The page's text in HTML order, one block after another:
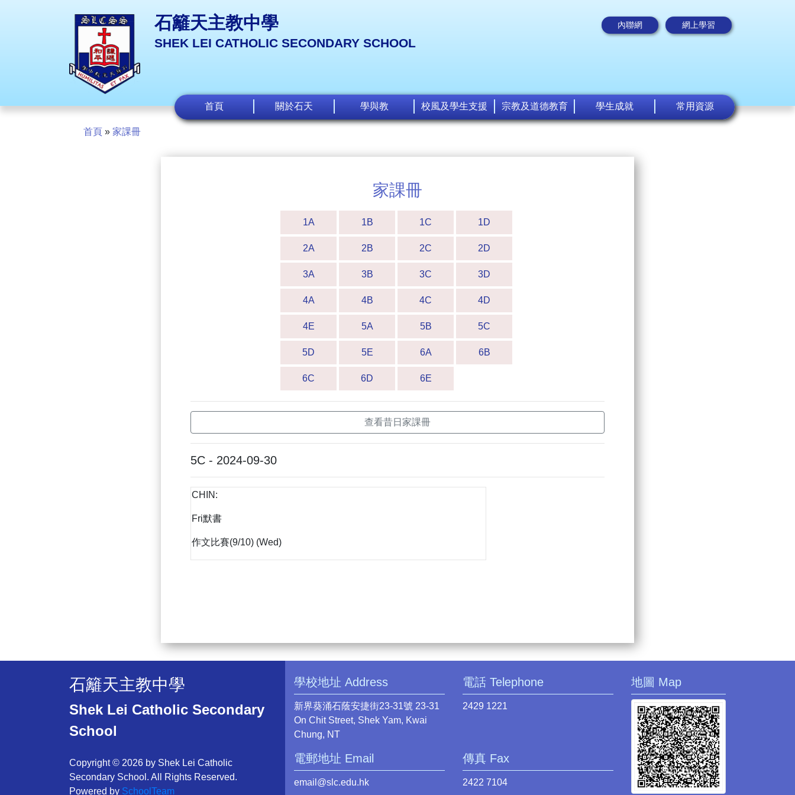
石籬天主教中學
SHEK LEI CATHOLIC SECONDARY SCHOOL
內聯網 網上學習
首頁 關於石天 學與教 校風及學生支援 宗教及道德教育 學生成就 常用資源
首頁 » 家課冊
家課冊
1A 1B 1C 1D
2A 2B 2C 2D
3A 3B 3C 3D
4A 4B 4C 4D
4E 5A 5B 5C
5D 5E 6A 6B
6C 6D 6E
查看昔日家課冊
5C - 2024-09-30
CHIN:
Fri默書
作文比賽(9/10) (Wed)
石籬天主教中學
Shek Lei Catholic Secondary
School
Copyright © 2026 by Shek Lei Catholic
Secondary School. All Rights Reserved.
Powered by SchoolTeam
學校地址 Address
新界葵涌石蔭安捷街23-31號 23-31
On Chit Street, Shek Yam, Kwai
Chung, NT
電話 Telephone
2429 1221
電郵地址 Email
email@slc.edu.hk
傳真 Fax
2422 7104
地圖 Map